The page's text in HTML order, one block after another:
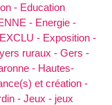
- Education
- Energie -
EXCLU - Exposition -
ruraux - Gers -
- Hautes-
et création -
- Jeux - jeux